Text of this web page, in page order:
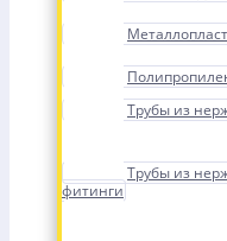
Трубы из
Трубы из
фитинги